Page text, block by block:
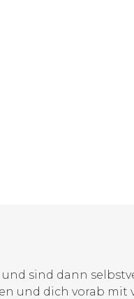
sind dann
und dich vorab mit